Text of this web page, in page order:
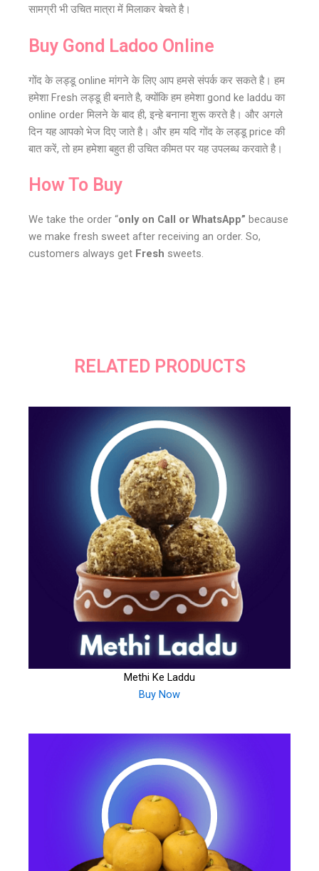
सामग्री भी उचित मात्रा में मिलाकर बेचते है।
Buy Gond Ladoo Online
गोंद के लड्डू online मांगने के लिए आप हमसे संपर्क कर सकते है। हम
हमेशा Fresh लड्डू ही बनाते है, क्योंकि हम हमेशा gond ke laddu का
online order मिलने के बाद ही, इन्हे बनाना शुरू करते है। और अगले
दिन यह आपको भेज दिए जाते है। और हम यदि गोंद के लड्डू price की
बात करें, तो हम हमेशा बहुत ही उचित कीमत पर यह उपलब्ध करवाते है।
How To Buy
We take the order “only on Call or WhatsApp” because
we make fresh sweet after receiving an order. So,
customers always get Fresh sweets.
RELATED PRODUCTS
Methi Ke Laddu
Buy Now